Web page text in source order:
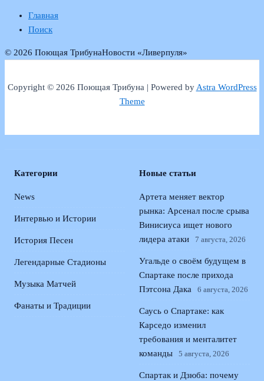
Главная
Поиск
© 2026 Поющая ТрибунаНовости «Ливерпуля»
Copyright © 2026 Поющая Трибуна | Powered byAstra WordPress
Theme
Категории
News
Интервью и Истории
История Песен
Легендарные Стадионы
Музыка Матчей
Фанаты и Традиции
Новые статьи
Артета меняет вектор
рынка: Арсенал после срыва
Винисиуса ищет нового
лидера атаки
7 августа, 2026
Угальде о своём будущем в
Спартаке после прихода
Пэтсона Дака
6 августа, 2026
Саусь о Спартаке: как
Карседо изменил
требования и менталитет
команды
5 августа, 2026
Спартак и Дзюба: почему